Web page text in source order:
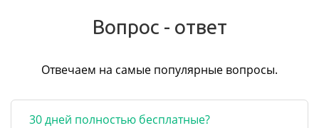
Вопрос - ответ
Отвечаем на самые популярные вопросы.
30 дней полностью бесплатные?